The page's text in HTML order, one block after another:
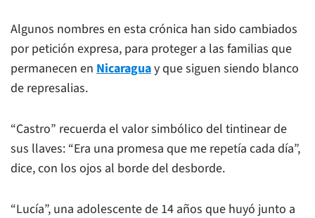
Algunos nombres en esta crónica han sido cambiados
por petición expresa, para proteger a las familias que
permanecen en Nicaraguay que siguen siendo blanco
de represalias.
“Castro” recuerda el valor simbólico del tintinear de
sus llaves: “Era una promesa que me repetía cada día”,
dice, con los ojos al borde del desborde.
“Lucía”, una adolescente de 14 años que huyó junto a